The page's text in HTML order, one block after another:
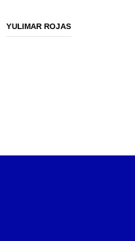
YULIMAR ROJAS